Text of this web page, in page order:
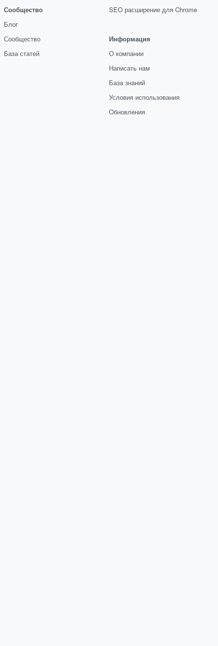
Сообщество
Блог
Сообщество
База статей
SEO расширение для Chrome
Информация
О компании
Написать нам
База знаний
Условия использования
Обновления